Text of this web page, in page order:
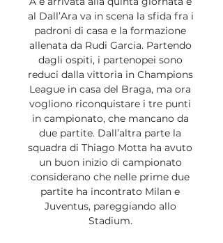
al Dall’Ara va in scena la sfida fra i
padroni di casa e la formazione
allenata da Rudi Garcia. Partendo
dagli ospiti, i partenopei sono
reduci dalla vittoria in Champions
League in casa del Braga, ma ora
vogliono riconquistare i tre punti
in campionato, che mancano da
due partite. Dall’altra parte la
squadra di Thiago Motta ha avuto
un buon inizio di campionato
considerano che nelle prime due
partite ha incontrato Milan e
Juventus, pareggiando allo
Stadium.